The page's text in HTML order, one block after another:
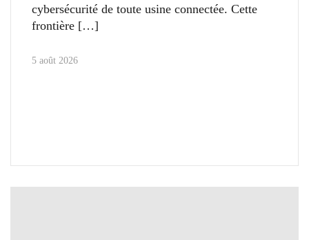
cybersécurité de toute usine connectée. Cette
frontière
5 août 2026